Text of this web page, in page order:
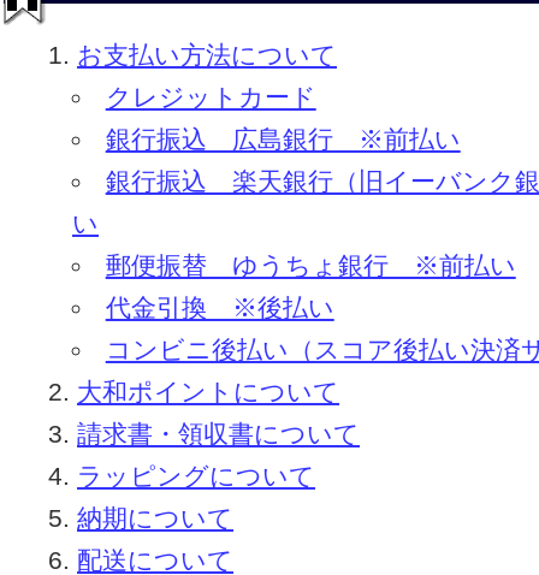
お支払い方法について
クレジットカード
銀行振込 広島銀行 ※前払い
銀行振込 楽天銀行（旧イーバンク
い
郵便振替 ゆうちょ銀行 ※前払い
代金引換 ※後払い
コンビニ後払い（スコア後払い決済
大和ポイントについて
請求書・領収書について
ラッピングについて
納期について
配送について